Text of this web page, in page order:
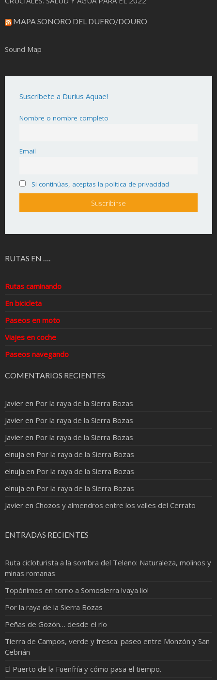
MAPA SONORO DEL DUERO/DOURO
Sound Map
Suscríbete a Durius Aquae!
Nombre o nombre completo
Email
Si continúas, aceptas la política de privacidad
RUTAS EN ….
Rutas caminando
En bicicleta
Paseos en moto
Viajes en coche
Paseos navegando
COMENTARIOS RECIENTES
Javier en Por la raya de la Sierra Bozas
Javier en Por la raya de la Sierra Bozas
Javier en Por la raya de la Sierra Bozas
elnuja en Por la raya de la Sierra Bozas
elnuja en Por la raya de la Sierra Bozas
elnuja en Por la raya de la Sierra Bozas
Javier en Chozos y almendros entre los valles del Cerrato
ENTRADAS RECIENTES
Ruta cicloturista a la sombra del Teleno: Naturaleza, molinos y
minas romanas
Topónimos en torno a Somosierra !vaya lio!
Por la raya de la Sierra Bozas
Peñas de Gozón… desde el río
Tierra de Campos, verde y fresca: paseo entre Monzón y San
Cebrián
El Puerto de la Fuenfría y cómo pasa el tiempo.